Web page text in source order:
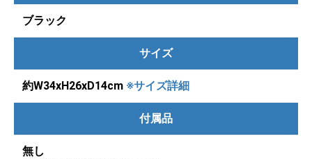
ブラック
サイズ
約W34xH26xD14cm ※サイズ詳細
付属品
無し